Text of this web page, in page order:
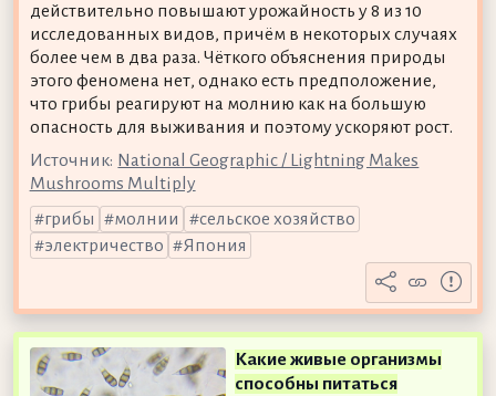
действительно повышают урожайность у 8 из 10
исследованных видов, причём в некоторых случаях
более чем в два раза. Чёткого объяснения природы
этого феномена нет, однако есть предположение,
что грибы реагируют на молнию как на большую
опасность для выживания и поэтому ускоряют рост.
Источник: National Geographic / Lightning Makes
Mushrooms Multiply
грибы
молнии
сельское хозяйство
электричество
Япония
Какие живые организмы
способны питаться